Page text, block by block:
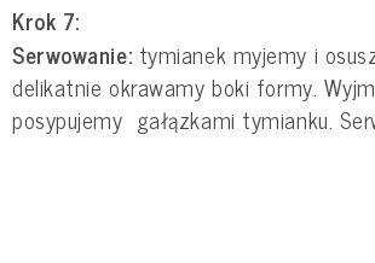
Krok 7:
Serwowanie: tymianek myjemy i
delikatnie okrawamy boki formy.
posypujemy gałązkami tymianku.